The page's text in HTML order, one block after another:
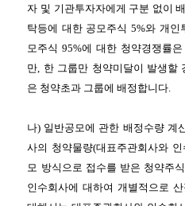
자 및 기관투자자에게 구분 없이
탁등에 대한 공모주식 5%와 개인
모주식 95%에 대한 청약경쟁률
만 한 그룹만 청약미달이 발생할
은 청약초과 그룹에 배정합니다
나) 일반공모에 관한 배정수량 계
사의 청약물량(대표주관회사와
모 방식으로 접수를 받은 청약주
인수회사에 대하여 개별적으로